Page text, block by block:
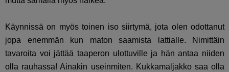
Käynnissä on myös toinen iso siirtymä, jota olen odottanut
jopa enemmän kun maton saamista lattialle. Nimittäin
tavaroita voi jättää taaperon ulottuville ja hän antaa niiden
olla rauhassa! Ainakin useinmiten. Kukkamaljakko saa olla